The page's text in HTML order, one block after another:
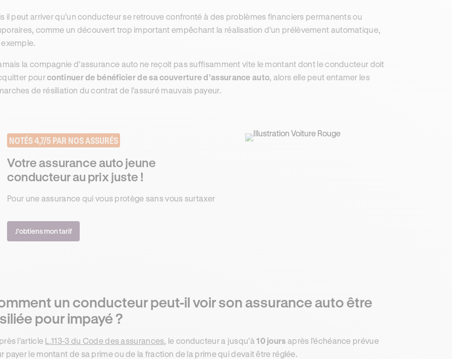
il peut arriver qu’un conducteur se retrouve confronté à des problèmes financiers permanents ou
comme un découvert trop important empêchant la réalisation d’un prélèvement automatique,
la compagnie d’assurance auto ne reçoit pas suffisamment vite le montant dont le conducteur doit
pourcontinuer de bénéficier de sa couverture d’assurance auto, alors elle peut entamer les
de résiliation du contrat de l’assuré mauvais payeur.
NOTÉS 4,7/5 PAR NOS ASSURÉS
Votre assurance auto jeune
conducteur au prix juste !
Pour une assurance qui vous protège sans vous surtaxer
J’obtiens mon tarif
un conducteur peut-il voir son assurance auto être
pour impayé ?
l’article L.113-3 du Code des assurances, le conducteur a jusqu’à10 jours après l’échéance prévue
payer le montant de sa prime ou de la fraction de la prime qui devait être réglée.